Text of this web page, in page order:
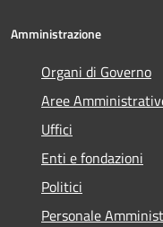
Amministrazione
Organi di Governo
Aree
Uffici
Enti e fondazioni
Politici
Personale